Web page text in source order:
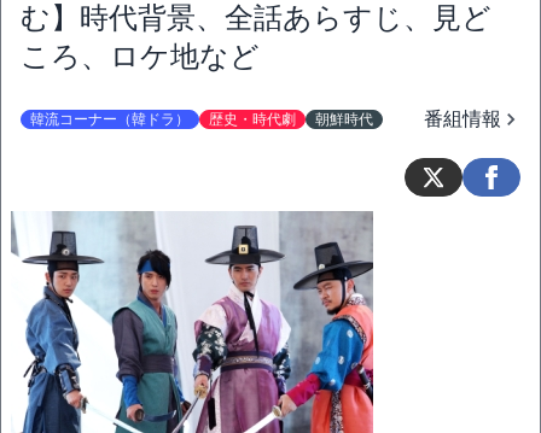
む】時代背景、全話あらすじ、見ど
ころ、ロケ地など
韓流コーナー（韓ドラ） 歴史・時代劇 朝鮮時代 番組情報